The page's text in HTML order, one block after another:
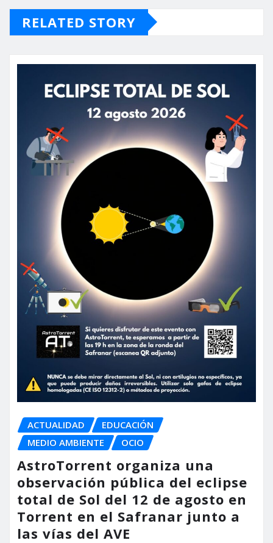
RELATED STORY
ACTUALIDAD
EDUCACIÓN
MEDIO AMBIENTE
OCIO
AstroTorrent organiza una
observación pública del eclipse
total de Sol del 12 de agosto en
Torrent en el Safranar junto a
las vías del AVE